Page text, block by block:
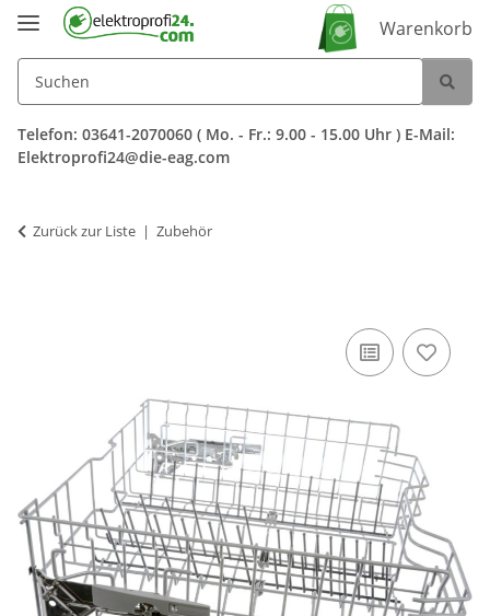
Warenkorb
Telefon: 03641-2070060 ( Mo. - Fr.: 9.00 - 15.00 Uhr ) E-Mail:
Elektroprofi24@die-eag.com
Zurück zur Liste Zubehör